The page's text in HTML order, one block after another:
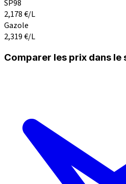
SP98
2,178€/L
Gazole
2,319€/L
Comparer les prix dans le